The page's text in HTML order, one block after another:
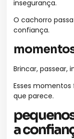
insegurança.
O cachorro
confiança.
Brincar, passear,
Esses
que parece.
a